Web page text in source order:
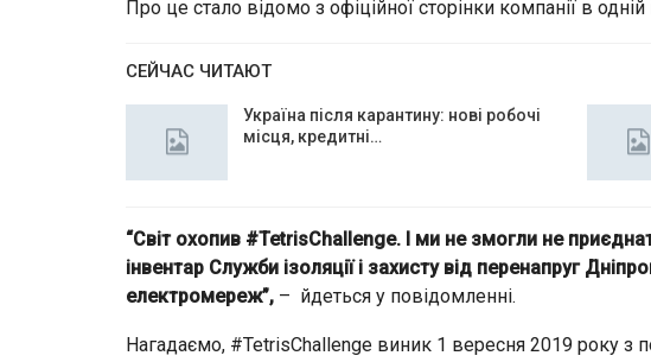
Про це стало відомо з офіційної сторінки компанії в
СЕЙЧАС ЧИТАЮТ
Україна після карантину: нові робочі
місця, кредитні…
“Світ охопив #TetrisChallenge. І ми не змогли не
інвентар Служби ізоляції і захисту від перенапруг
електромереж”, – йдеться у повідомленні.
Нагадаємо, #TetrisChallenge виник 1 вересня 2019 року з